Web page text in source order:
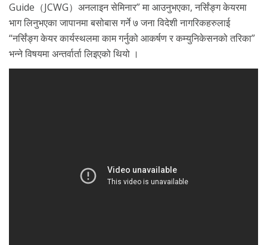
Guide（JCWG）अनलाइन सेमिनार” मा आउनुभएका, नर्सिंङ्ग केयरमा
भाग लिनुभएका जापानमा बसोबास गर्ने ७ जना विदेशी नागरिकहरुलाई
“नर्सिंङ्ग केयर कार्यस्थलमा काम गर्नुको आकर्षण र कम्युनिकेसनको तरिका”
भन्ने विषयमा अन्तर्वार्ता लिइएको थियो ।